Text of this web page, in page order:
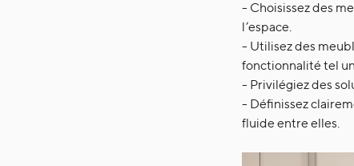
- Choisissez des
l’espace.
- Utilisez des
fonctionnalité tel
- Privilégiez des
- Définissez
fluide entre elles.